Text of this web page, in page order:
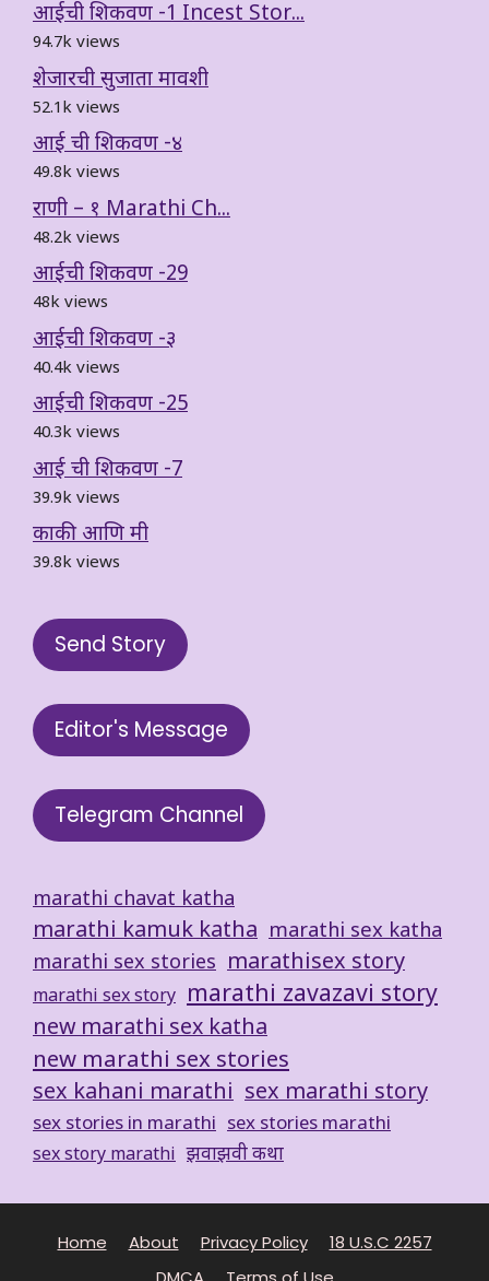
आईची शिकवण -1 Incest Stor...
94.7k views
शेजारची सुजाता मावशी
52.1k views
आई ची शिकवण -४
49.8k views
राणी – १ Marathi Ch...
48.2k views
आईची शिकवण -29
48k views
आईची शिकवण -३
40.4k views
आईची शिकवण -25
40.3k views
आई ची शिकवण -7
39.9k views
काकी आणि मी
39.8k views
Send Story
Editor's Message
Telegram Channel
marathi chavat katha
marathi kamuk katha marathi sex katha
marathi sex stories marathisex story
marathi sex story marathi zavazavi story
new marathi sex katha
new marathi sex stories
sex kahani marathi sex marathi story
sex stories in marathi sex stories marathi
sex story marathi झवाझवी कथा
Home About Privacy Policy
18 U.S.C 2257